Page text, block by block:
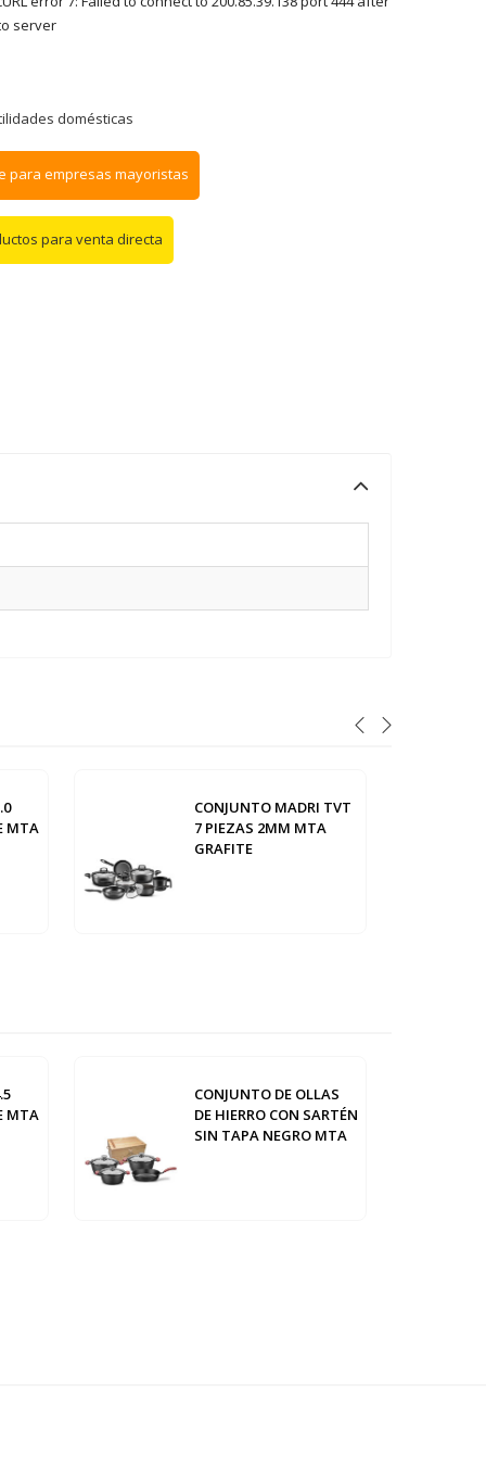
server
domésticas
para empresas mayoristas
para venta directa
MTA
CONJUNTO MADRI TVT
7 PIEZAS 2MM MTA
GRAFITE
MTA
CONJUNTO DE OLLAS
DE HIERRO CON SARTÉN
SIN TAPA NEGRO MTA